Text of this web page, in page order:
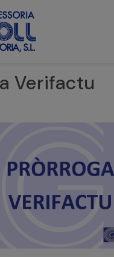
Verifactu